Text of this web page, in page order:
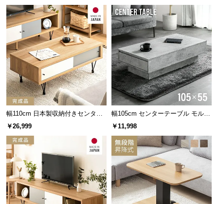
約42cm 約30cm 約18cm
幅110cm 日本製収納付きセンター
テーブル TCT-007
￥26,999
幅105cm センターテーブル モルタ
ル調 大容量収納付き スライド引き
出し2杯
￥11,998